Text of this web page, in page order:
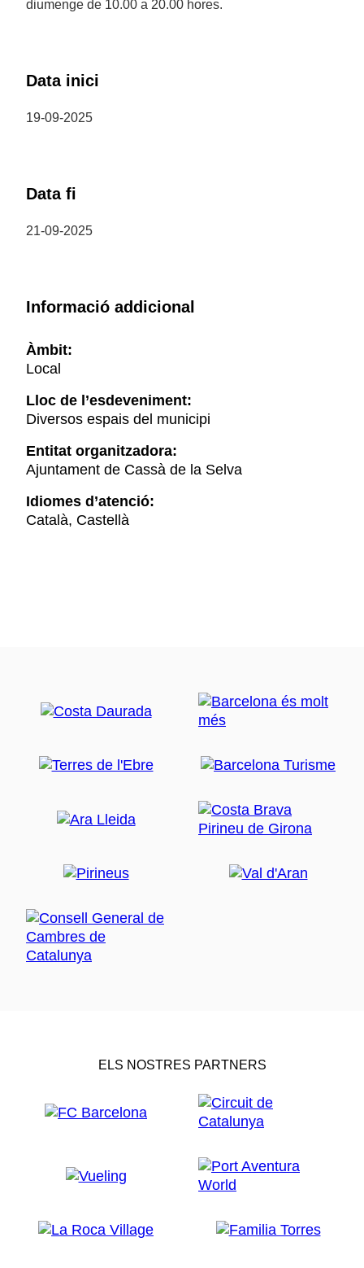
diumenge de 10.00 a 20.00 hores.
Data inici
19-09-2025
Data fi
21-09-2025
Informació addicional
Àmbit:
Local
Lloc de l’esdeveniment:
Diversos espais del municipi
Entitat organitzadora:
Ajuntament de Cassà de la Selva
Idiomes d’atenció:
Català, Castellà
ELS NOSTRES PARTNERS